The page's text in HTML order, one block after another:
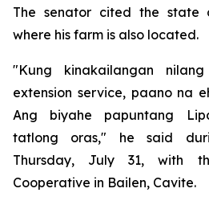
The senator cited the state
where his farm is also located.
"Kung kinakailangan
extension service, paano na
Ang biyahe papuntang
tatlong oras," he said
Thursday, July 31, with
Cooperative in Bailen, Cavite.